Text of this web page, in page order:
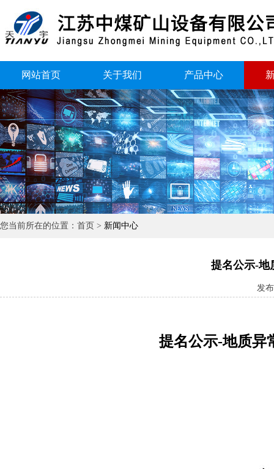
网站首页 关于我们 产品中心
您当前所在的位置：首页 > 新闻中心
提名公示-地
发
提名公示-地质异